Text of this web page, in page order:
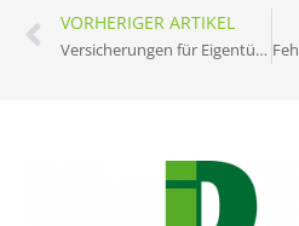
VORHERIGER ARTIKEL
Versicherungen für Eigentümer: Must-have vs. Nice-to-have